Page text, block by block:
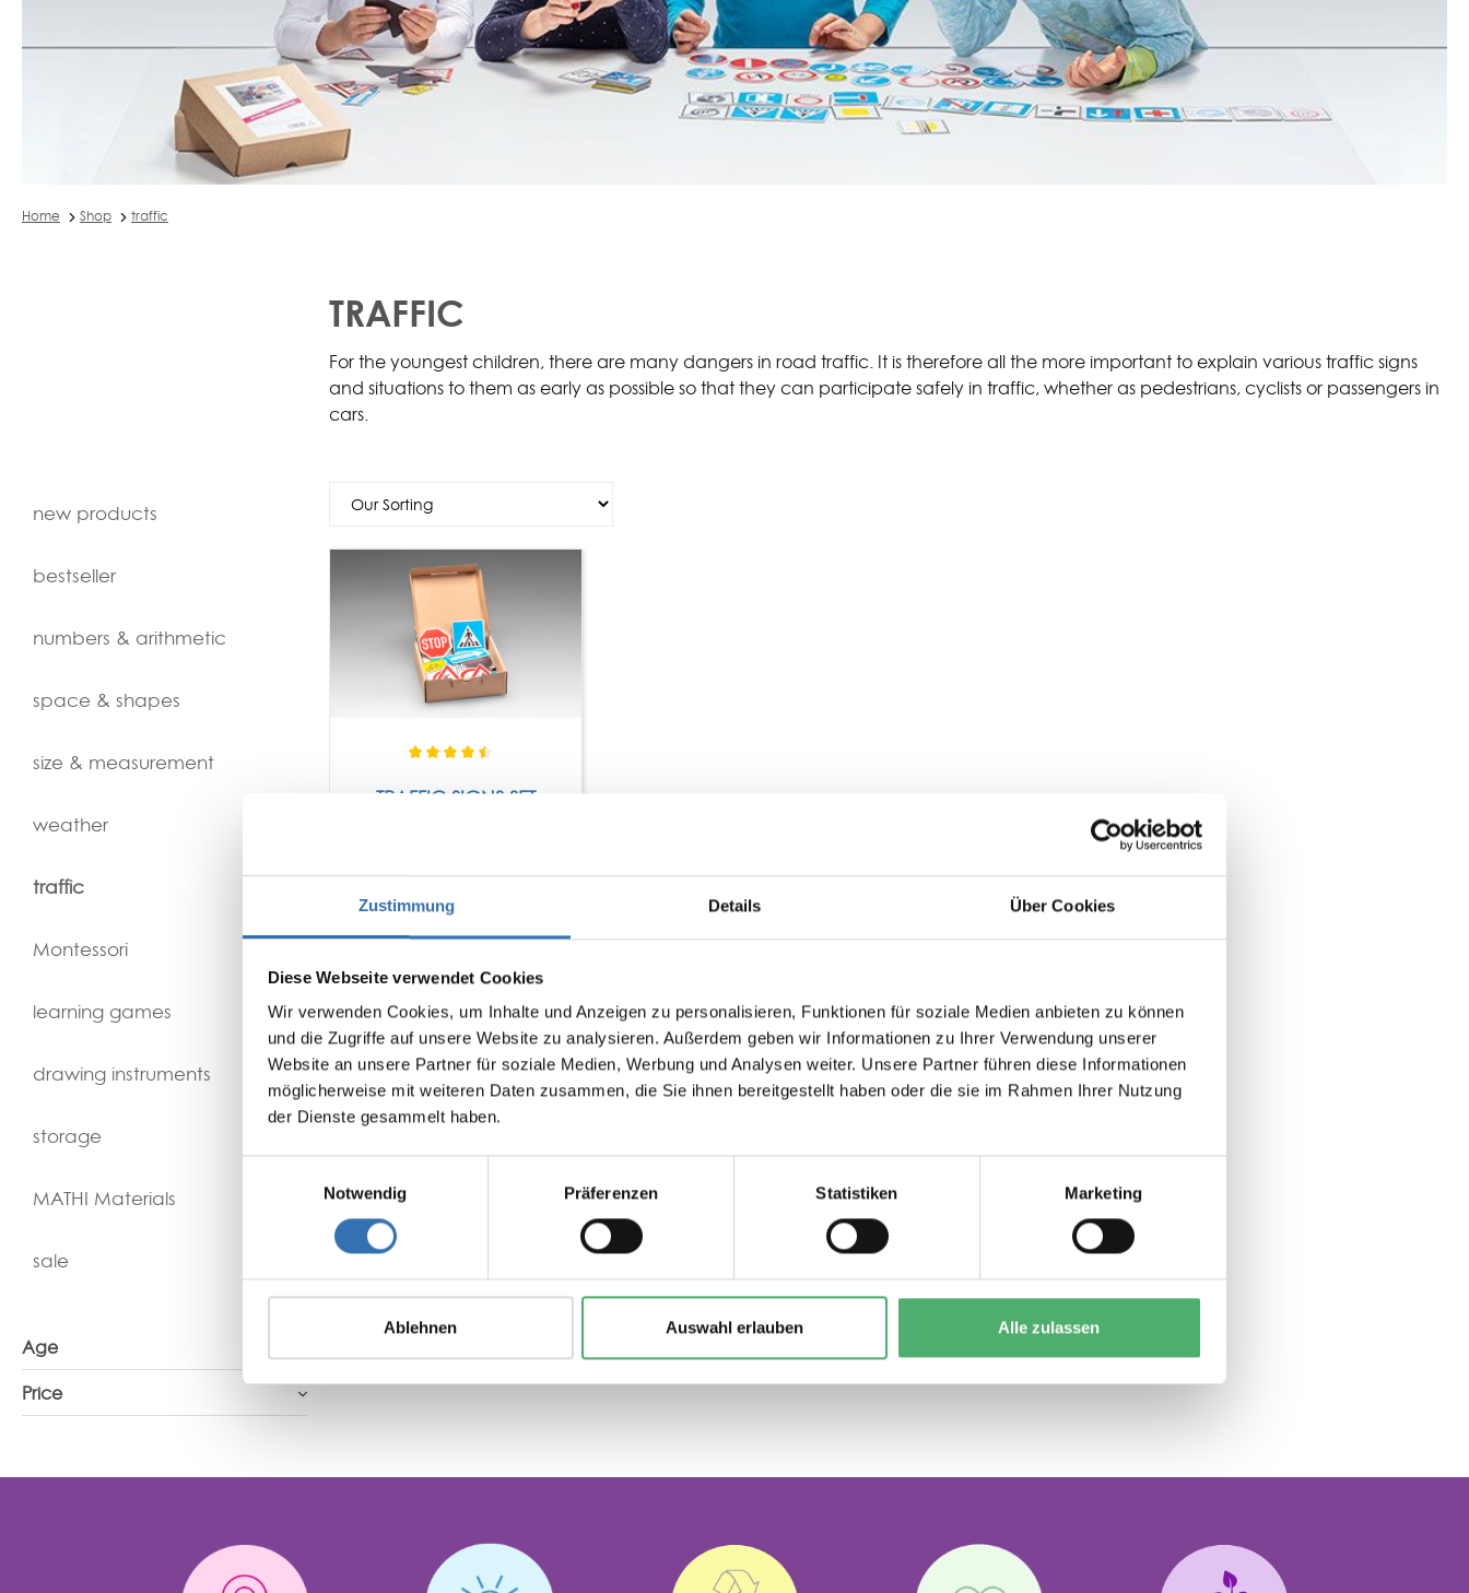
Zustimmung Details Über Cookies
Diese Webseite verwendet Cookies
Wir verwenden Cookies, um Inhalte und Anzeigen zu personalisieren, Funktionen für soziale Medien anbieten zu können
und die Zugriffe auf unsere Website zu analysieren. Außerdem geben wir Informationen zu Ihrer Verwendung unserer
Website an unsere Partner für soziale Medien, Werbung und Analysen weiter. Unsere Partner führen diese Informationen
möglicherweise mit weiteren Daten zusammen, die Sie ihnen bereitgestellt haben oder die sie im Rahmen Ihrer Nutzung
der Dienste gesammelt haben.
Notwendig
Präferenzen Statistiken Marketing
Ablehnen Auswahl erlauben Alle zulassen
Home Shop traffic
TRAFFIC
For the youngest children, there are many dangers in road traffic. It is therefore all the more important to explain various traffic signs
and situations to them as early as possible so that they can participate safely in traffic, whether as pedestrians, cyclists or passengers in
cars.
new products
bestseller
numbers & arithmetic
space & shapes
size & measurement
weather
traffic
Montessori
learning games
drawing instruments
storage
MATHI Materials
sale
Age
Price
TRAFFIC SIGNS SET
from€36.75*
Details